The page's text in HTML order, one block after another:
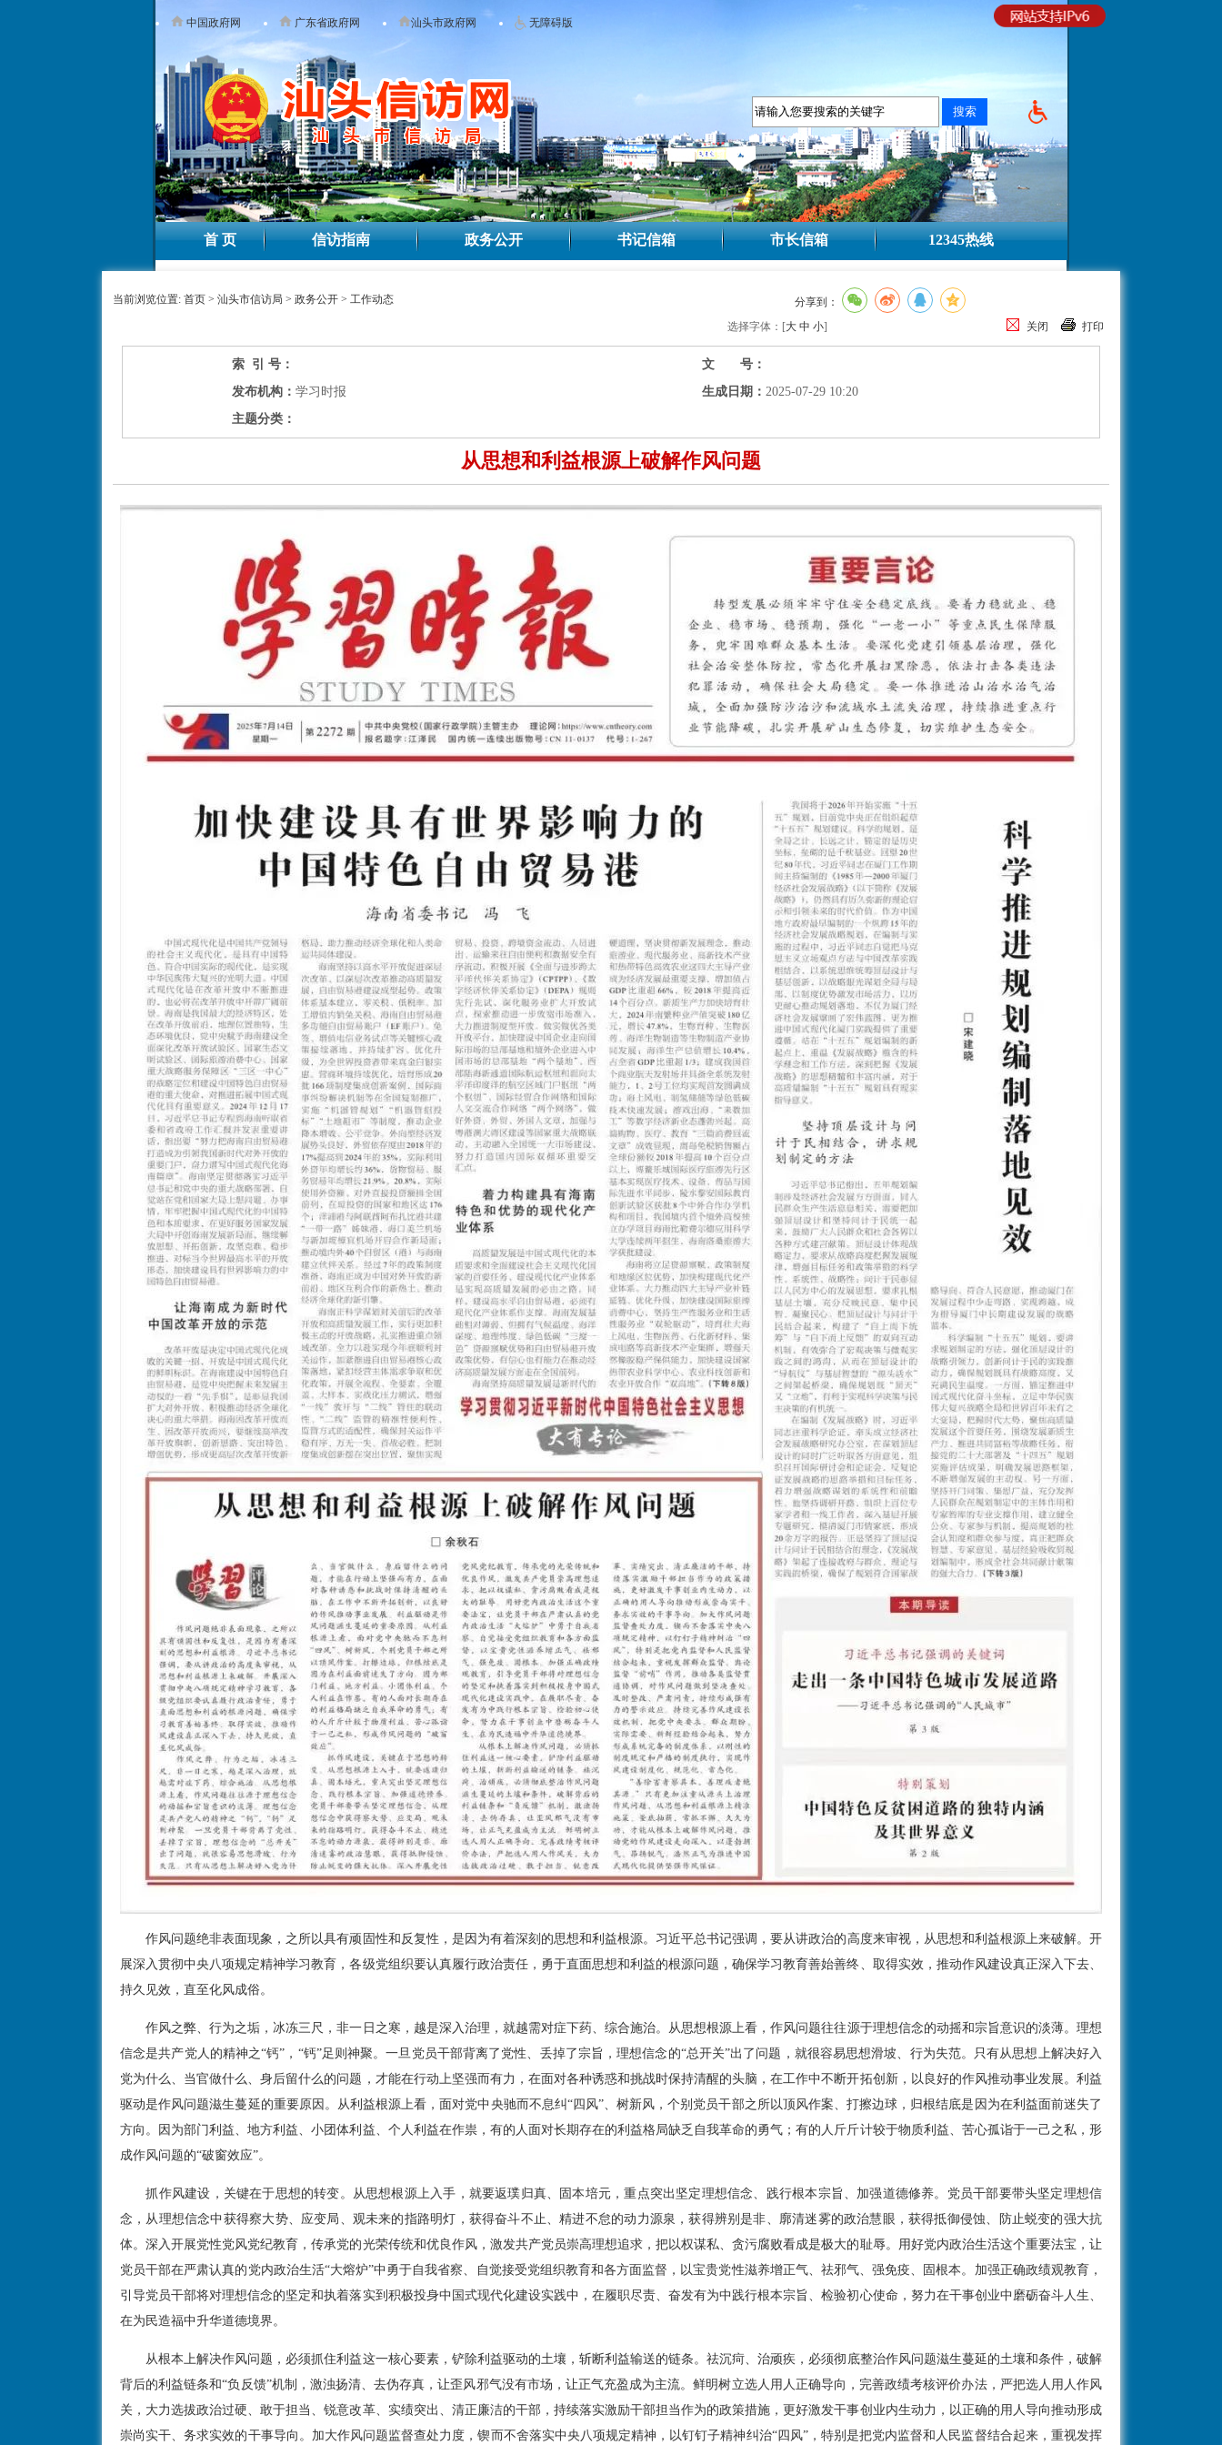
中国政府网 广东省政府网 汕头市政府网 无障碍版
首 页 信访指南 政务公开 书记信箱 市长信箱 12345热线
当前浏览位置: 首页 > 汕头市信访局 > 政务公开 > 工作动态
分享到：
选择字体：[大 中 小] 关闭 打印
索 引 号：
文 号：
发布机构： 学习时报 生成日期： 2025-07-29 10:20
主题分类：
从思想和利益根源上破解作风问题
作风问题绝非表面现象，之所以具有顽固性和反复性，是因为有着深刻的思想和利益根源。习近平总书记强调，要从讲政治的高度来审视，从思想和利益根源上来破解。开
展深入贯彻中央八项规定精神学习教育，各级党组织要认真履行政治责任，勇于直面思想和利益的根源问题，确保学习教育善始善终、取得实效，推动作风建设真正深入下去、
持久见效，直至化风成俗。
作风之弊、行为之垢，冰冻三尺，非一日之寒，越是深入治理，就越需对症下药、综合施治。从思想根源上看，作风问题往往源于理想信念的动摇和宗旨意识的淡薄。理想
信念是共产党人的精神之“钙”，“钙”足则神聚。一旦党员干部背离了党性、丢掉了宗旨，理想信念的“总开关”出了问题，就很容易思想滑坡、行为失范。只有从思想上解决好入
党为什么、当官做什么、身后留什么的问题，才能在行动上坚强而有力，在面对各种诱惑和挑战时保持清醒的头脑，在工作中不断开拓创新，以良好的作风推动事业发展。利益
驱动是作风问题滋生蔓延的重要原因。从利益根源上看，面对党中央驰而不息纠“四风”、树新风，个别党员干部之所以顶风作案、打擦边球，归根结底是因为在利益面前迷失了
方向。因为部门利益、地方利益、小团体利益、个人利益在作祟，有的人面对长期存在的利益格局缺乏自我革命的勇气；有的人斤斤计较于物质利益、苦心孤诣于一己之私，形
成作风问题的“破窗效应”。
抓作风建设，关键在于思想的转变。从思想根源上入手，就要返璞归真、固本培元，重点突出坚定理想信念、践行根本宗旨、加强道德修养。党员干部要带头坚定理想信
念，从理想信念中获得察大势、应变局、观未来的指路明灯，获得奋斗不止、精进不怠的动力源泉，获得辨别是非、廓清迷雾的政治慧眼，获得抵御侵蚀、防止蜕变的强大抗
体。深入开展党性党风党纪教育，传承党的光荣传统和优良作风，激发共产党员崇高理想追求，把以权谋私、贪污腐败看成是极大的耻辱。用好党内政治生活这个重要法宝，让
党员干部在严肃认真的党内政治生活“大熔炉”中勇于自我省察、自觉接受党组织教育和各方面监督，以宝贵党性滋养增正气、祛邪气、强免疫、固根本。加强正确政绩观教育，
引导党员干部将对理想信念的坚定和执着落实到积极投身中国式现代化建设实践中，在履职尽责、奋发有为中践行根本宗旨、检验初心使命，努力在干事创业中磨砺奋斗人生、
在为民造福中升华道德境界。
从根本上解决作风问题，必须抓住利益这一核心要素，铲除利益驱动的土壤，斩断利益输送的链条。祛沉疴、治顽疾，必须彻底整治作风问题滋生蔓延的土壤和条件，破解
背后的利益链条和“负反馈”机制，激浊扬清、去伪存真，让歪风邪气没有市场，让正气充盈成为主流。鲜明树立选人用人正确导向，完善政绩考核评价办法，严把选人用人作风
关，大力选拔政治过硬、敢于担当、锐意改革、实绩突出、清正廉洁的干部，持续落实激励干部担当作为的政策措施，更好激发干事创业内生动力，以正确的用人导向推动形成
崇尚实干、务求实效的干事导向。加大作风问题监督查处力度，锲而不舍落实中央八项规定精神，以钉钉子精神纠治“四风”，特别是把党内监督和人民监督结合起来，重视发挥